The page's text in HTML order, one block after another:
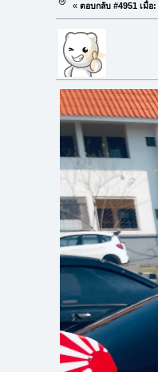
«ตอบกลับ #4951 เมื่อ: